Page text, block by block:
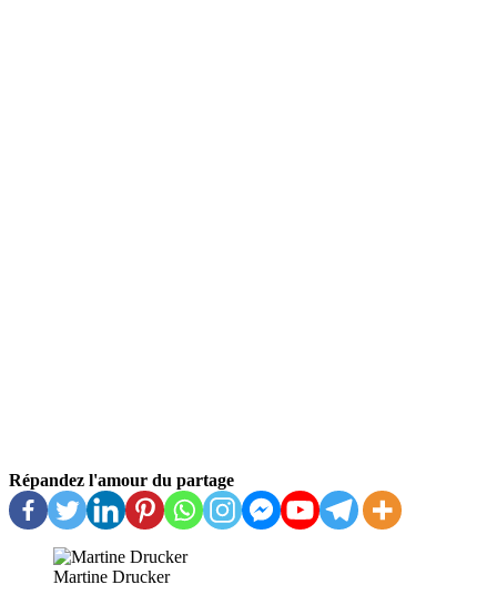
Répandez l'amour du partage
Martine Drucker